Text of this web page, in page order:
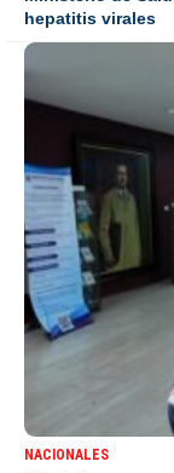
hepatitis virales
NACIONALES